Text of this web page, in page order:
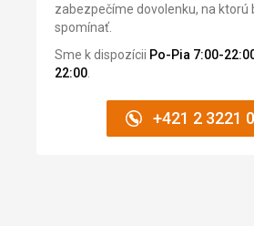
zabezpečíme dovolenku, na ktorú
spomínať.
Sme k dispozícii Po-Pia 7:00-
22:00
+421 2 3221